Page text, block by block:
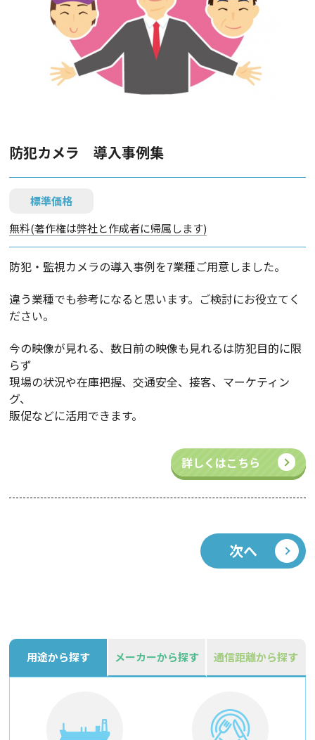
防犯カメラ 導入事例集
標準価格
無料(著作権は弊社と作成者に帰属します)
防犯・監視カメラの導入事例を7業種ご用意しました。
違う業種でも参考になると思います。ご検討にお役立てく
ださい。
今の映像が見れる、数日前の映像も見れるは防犯目的に限
らず
現場の状況や在庫把握、交通安全、接客、マーケティン
グ、
販促などに活用できます。
詳しくはこちら
次へ
用途から探す メーカーから探す 通信距離から探す